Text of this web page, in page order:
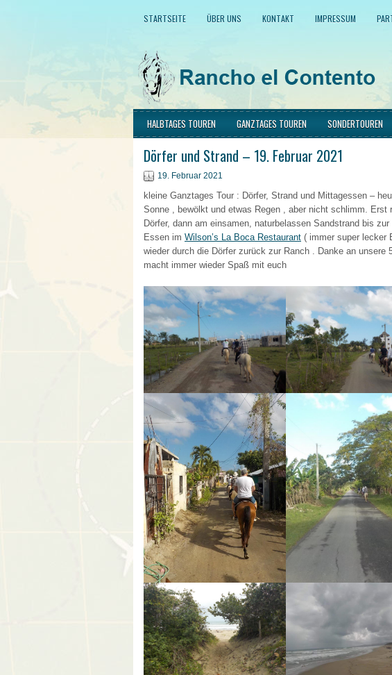
STARTSEITE ÜBER UNS KONTAKT IMPRESSUM
HALBTAGES TOUREN GANZTAGES TOUREN SONDERTOUREN
Dörfer und Strand – 19. Februar 2021
19. Februar 2021
kleine Ganztages Tour : Dörfer, Strand und Mittagessen –
Sonne , bewölkt und etwas Regen , aber nicht schlimm.
Dörfer, dann am einsamen, naturbelassen Sandstrand bis
Essen im Wilson’s La Boca Restaurant ( immer super lecker
wieder durch die Dörfer zurück zur Ranch . Danke an unsere
macht immer wieder Spaß mit euch